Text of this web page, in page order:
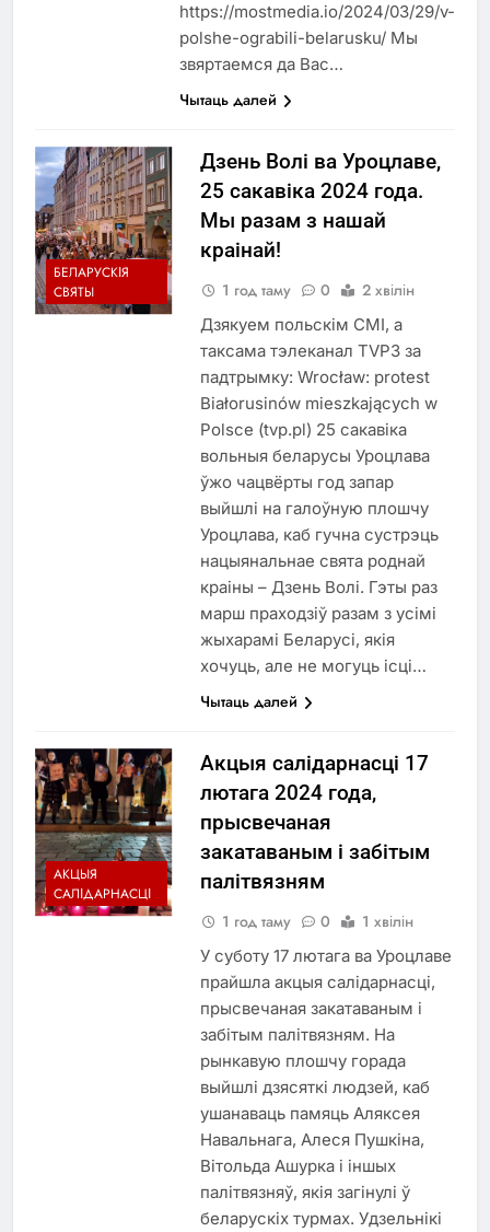
https://mostmedia.io/2024/03/29/v-
polshe-ograbili-belarusku/ Мы
звяртаемся да Вас…
Чытаць далей
БЕЛАРУСКІЯ
СВЯТЫ
Дзень Волі ва Уроцлаве,
25 сакавіка 2024 года.
Мы разам з нашай
краінай!
1 год таму 0 2 хвілін
Дзякуем польскім СМІ, а
таксама тэлеканал TVP3 за
падтрымку: Wrocław: protest
Białorusinów mieszkających w
Polsce (tvp.pl) 25 сакавіка
вольныя беларусы Уроцлава
ўжо чацвёрты год запар
выйшлі на галоўную плошчу
Уроцлава, каб гучна сустрэць
нацыянальнае свята роднай
краіны – Дзень Волі. Гэты раз
марш праходзіў разам з усімі
жыхарамі Беларусі, якія
хочуць, але не могуць ісці…
Чытаць далей
АКЦЫЯ
САЛІДАРНАСЦІ
Акцыя салідарнасці 17
лютага 2024 года,
прысвечаная
закатаваным і забітым
палітвязням
1 год таму 0 1 хвілін
У суботу 17 лютага ва Уроцлаве
прайшла акцыя салідарнасці,
прысвечаная закатаваным і
забітым палітвязням. На
рынкавую плошчу горада
выйшлі дзясяткі людзей, каб
ушанаваць памяць Аляксея
Навальнага, Алеся Пушкіна,
Вітольда Ашурка і іншых
палітвязняў, якія загінулі ў
беларускіх турмах. Удзельнікі